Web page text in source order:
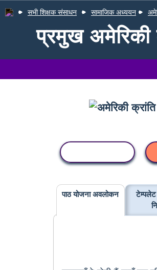
सभी शिक्षक संसाधन सामाजिक अध्ययन
प्रमुख अमेरिकी
पाठ योजना अवलोकन
टेम्पलेट